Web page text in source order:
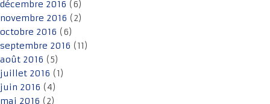
décembre 2016 (6)
novembre 2016 (2)
octobre 2016 (6)
septembre 2016 (11)
août 2016 (5)
juillet 2016 (1)
juin 2016 (4)
mai 2016 (2)